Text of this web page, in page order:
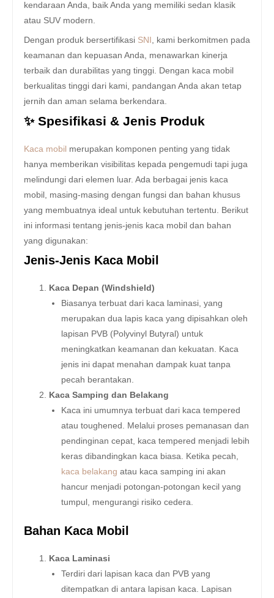
kendaraan Anda, baik Anda yang memiliki sedan klasik
atau SUV modern.
Dengan produk bersertifikasi SNI
, kami berkomitmen pada
keamanan dan kepuasan Anda, menawarkan kinerja
terbaik dan durabilitas yang tinggi. Dengan kaca mobil
berkualitas tinggi dari kami, pandangan Anda akan tetap
jernih dan aman selama berkendara.
✨ Spesifikasi & Jenis Produk
Kaca mobil merupakan komponen penting yang tidak
hanya memberikan visibilitas kepada pengemudi tapi juga
melindungi dari elemen luar. Ada berbagai jenis kaca
mobil, masing-masing dengan fungsi dan bahan khusus
yang membuatnya ideal untuk kebutuhan tertentu. Berikut
ini informasi tentang jenis-jenis kaca mobil dan bahan
yang digunakan:
Jenis-Jenis Kaca Mobil
Kaca Depan (Windshield)
Biasanya terbuat dari kaca laminasi, yang
merupakan dua lapis kaca yang dipisahkan oleh
lapisan PVB (Polyvinyl Butyral) untuk
meningkatkan keamanan dan kekuatan. Kaca
jenis ini dapat menahan dampak kuat tanpa
pecah berantakan.
Kaca Samping dan Belakang
Kaca ini umumnya terbuat dari kaca tempered
atau toughened. Melalui proses pemanasan dan
pendinginan cepat, kaca tempered menjadi lebih
keras dibandingkan kaca biasa. Ketika pecah,
kaca belakang atau kaca samping ini akan
hancur menjadi potongan-potongan kecil yang
tumpul, mengurangi risiko cedera.
Bahan Kaca Mobil
Kaca Laminasi
Terdiri dari lapisan kaca dan PVB yang
ditempatkan di antara lapisan kaca. Lapisan